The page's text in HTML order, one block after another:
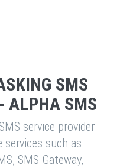
SMS
ALPHA SMS
service provider
such as
SMS Gateway,